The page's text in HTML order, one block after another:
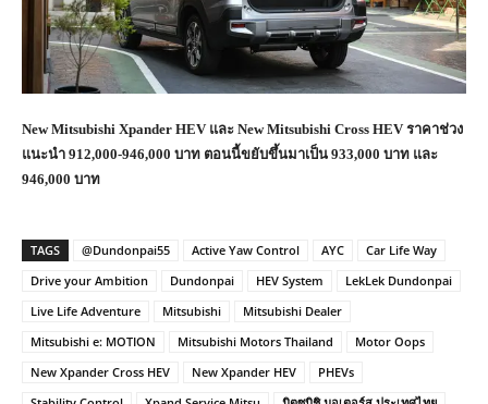
New Mitsubishi Xpander HEV และ New Mitsubishi Cross HEV ราคาช่วง
แนะนำ 912,000-946,000 บาท ตอนนี้ขยับขึ้นมาเป็น 933,000 บาท และ
946,000 บาท
TAGS @Dundonpai55 Active Yaw Control AYC
Car Life Way
Drive your Ambition
Dundonpai HEV System
LekLek Dundonpai
Live Life Adventure
Mitsubishi
Mitsubishi Dealer
Mitsubishi e: MOTION
Mitsubishi Motors Thailand
Motor Oops
New Xpander Cross HEV
New Xpander HEV
PHEVs